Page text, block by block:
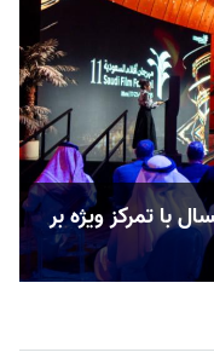
با تمرکز ویژه بر